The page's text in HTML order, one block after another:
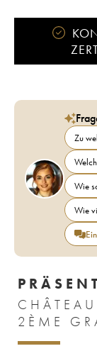
Zu
Wie
Wie
2ÈME